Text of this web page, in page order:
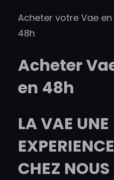
Acheter votre Vae
48h
Acheter
en 48h
LA VAE UNE
CHEZ NOUS